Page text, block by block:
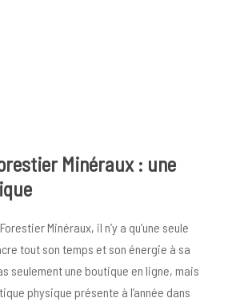
Minéraux : une
Minéraux, il n’y a qu’une seule
tout son temps et son énergie à sa
seulement une boutique en ligne, mais
physique présente à l’année dans